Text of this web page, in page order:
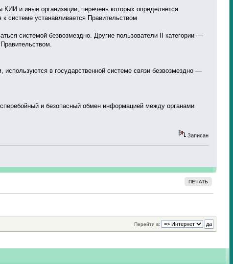
КИИ и иные организации, перечень которых определяется
системе устанавливается Правительством
системой безвозмездно. Другие пользователи II категории —
используются в государственной системе связи безвозмездно —
и безопасный обмен информацией между органами
Записан
ПЕЧАТЬ
Перейти в: